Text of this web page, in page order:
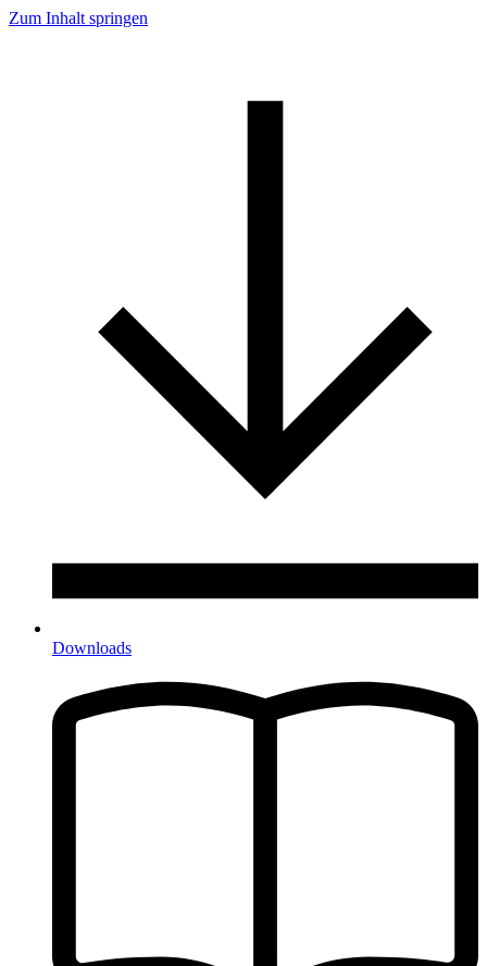
Zum Inhalt springen
Downloads